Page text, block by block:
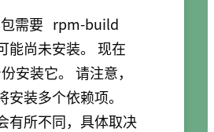
需要 rpm-build
能尚未安装。 现在
安装它。 请注意，
安装多个依赖项。
有所不同，具体取决